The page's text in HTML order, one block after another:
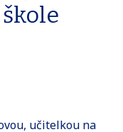
učitelkou na